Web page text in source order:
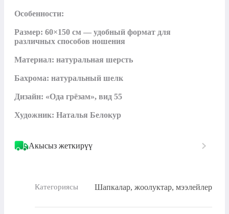
Особенности:
Размер: 60×150 см — удобный формат для
различных способов ношения
Материал: натуральная шерсть
Бахрома: натуральный шелк
Дизайн: «Ода грёзам», вид 55
Художник: Наталья Белокур
Акысыз жеткирүү
Категориясы Шапкалар, жоолуктар, мээлейлер